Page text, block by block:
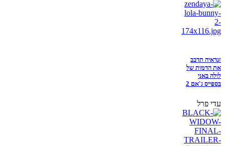
זנדאיה תדבב
את הדמות של
לולה באני
בספייס ג'אם 2
עדי פרל